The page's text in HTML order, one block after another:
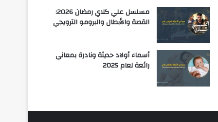
مسلسل علي كلاي رمضان 2026:
القصة والأبطال والبرومو الترويجي
أسماء أولاد حديثة ونادرة بمعاني
رائعة لعام 2025